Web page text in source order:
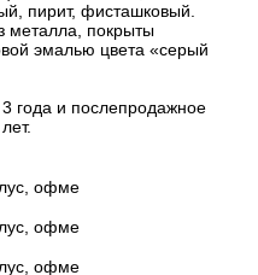
пирит, фисташковый.
металла, покрыты
эмалью цвета «серый
года и послепродажное